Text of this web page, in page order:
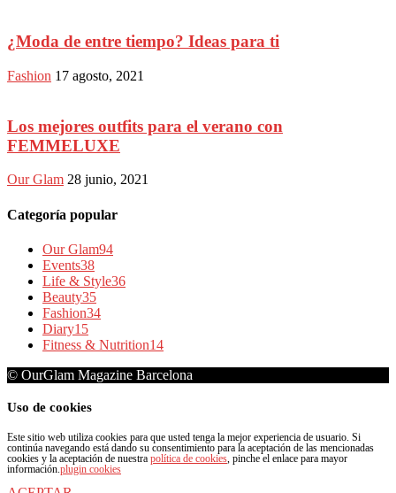
¿Moda de entre tiempo? Ideas para ti
Fashion 17 agosto, 2021
Los mejores outfits para el verano con
FEMMELUXE
Our Glam 28 junio, 2021
Categoría popular
Our Glam94
Events38
Life & Style36
Beauty35
Fashion34
Diary15
Fitness & Nutrition14
© OurGlam Magazine Barcelona
Uso de cookies
Este sitio web utiliza cookies para que usted tenga la mejor experiencia de usuario. Si
continúa navegando está dando su consentimiento para la aceptación de las mencionadas
cookies y la aceptación de nuestra política de cookies, pinche el enlace para mayor
información.plugin cookies